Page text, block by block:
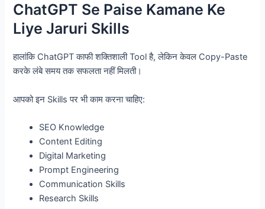
ChatGPT Se Paise Kamane Ke
Liye Jaruri Skills
हालांकि ChatGPT काफी शक्तिशाली Tool है, लेकिन केवल Copy-Paste
करके लंबे समय तक सफलता नहीं मिलती।
आपको इन Skills पर भी काम करना चाहिए:
SEO Knowledge
Content Editing
Digital Marketing
Prompt Engineering
Communication Skills
Research Skills